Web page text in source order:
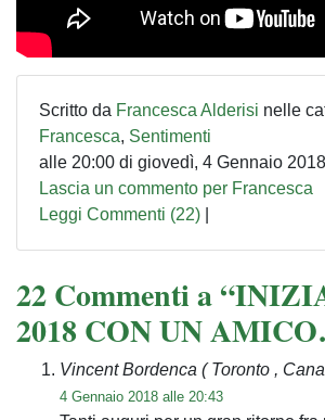
Scritto da Francesca Alderisi nelle
Francesca, Sentimenti
alle 20:00 di giovedì, 4 Gennaio 2018
Lascia un commento per Francesca
Leggi Commenti (22)
22 Commenti a
2018 CON UN
Vincent Bordenca ( Toronto ,
4 Gennaio 2018 alle 20:43